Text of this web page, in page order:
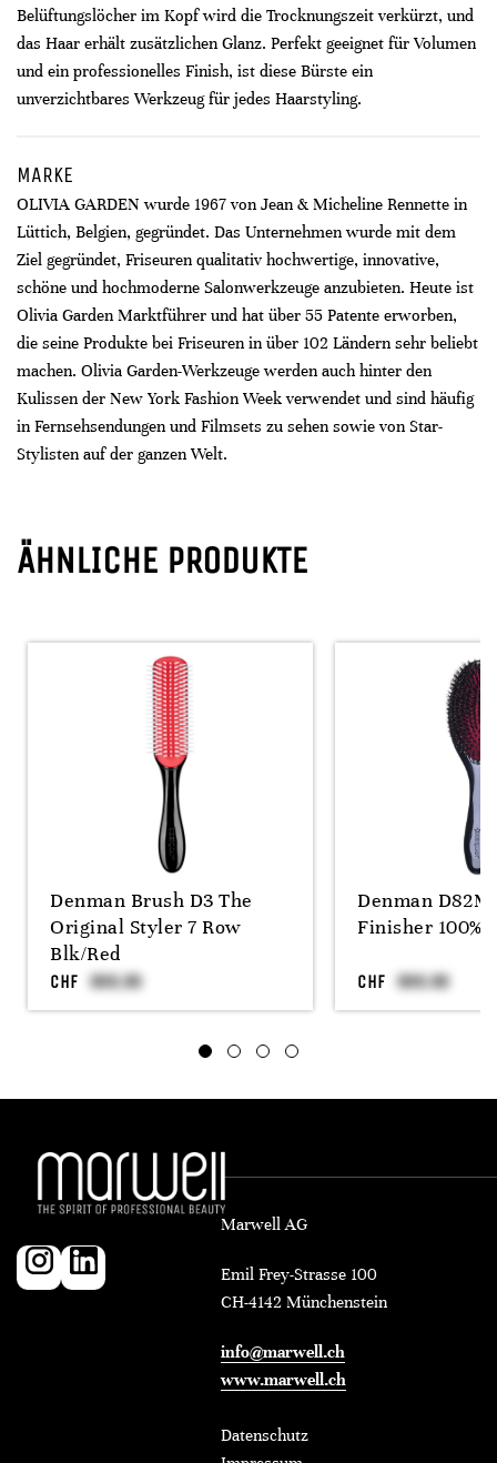
Belüftungslöcher im Kopf wird die Trocknungszeit verkürzt, und
das Haar erhält zusätzlichen Glanz. Perfekt geeignet für Volumen
und ein professionelles Finish, ist diese Bürste ein
unverzichtbares Werkzeug für jedes Haarstyling.
MARKE
OLIVIA GARDEN wurde 1967 von Jean & Micheline Rennette in
Lüttich, Belgien, gegründet. Das Unternehmen wurde mit dem
Ziel gegründet, Friseuren qualitativ hochwertige, innovative,
schöne und hochmoderne Salonwerkzeuge anzubieten. Heute ist
Olivia Garden Marktführer und hat über 55 Patente erworben,
die seine Produkte bei Friseuren in über 102 Ländern sehr beliebt
machen. Olivia Garden-Werkzeuge werden auch hinter den
Kulissen der New York Fashion Week verwendet und sind häufig
in Fernsehsendungen und Filmsets zu sehen sowie von Star-
Stylisten auf der ganzen Welt.
ÄHNLICHE PRODUKTE
Denman Brush D3 The
Original Styler 7 Row
Blk/Red
CHF
Denman D82M
Finisher 100%
CHF
Marwell AG
Emil Frey-Strasse 100
CH-4142 Münchenstein
info@marwell.ch
www.marwell.ch
Datenschutz